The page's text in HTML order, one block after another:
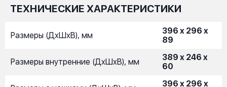
ТЕХНИЧЕСКИЕ ХАРАКТЕРИСТИКИ
Размеры (ДxШxВ), мм
396 x 296 x
89
Размеры внутренние (ДxШxВ), мм
389 x 246 x
60
396 x 296 x